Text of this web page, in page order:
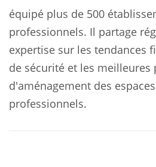
équipé plus de 500
professionnels. Il partage
expertise sur les tendances
de sécurité et les meilleures
d'aménagement des
professionnels.